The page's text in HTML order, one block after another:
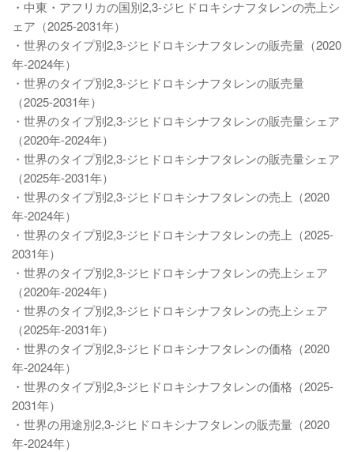
・中東・アフリカの国別2,3-ジヒドロキシナフタレンの売上シ
ェア（2025-2031年）
・世界のタイプ別2,3-ジヒドロキシナフタレンの販売量（2020
年-2024年）
・世界のタイプ別2,3-ジヒドロキシナフタレンの販売量
（2025-2031年）
・世界のタイプ別2,3-ジヒドロキシナフタレンの販売量シェア
（2020年-2024年）
・世界のタイプ別2,3-ジヒドロキシナフタレンの販売量シェア
（2025年-2031年）
・世界のタイプ別2,3-ジヒドロキシナフタレンの売上（2020
年-2024年）
・世界のタイプ別2,3-ジヒドロキシナフタレンの売上（2025-
2031年）
・世界のタイプ別2,3-ジヒドロキシナフタレンの売上シェア
（2020年-2024年）
・世界のタイプ別2,3-ジヒドロキシナフタレンの売上シェア
（2025年-2031年）
・世界のタイプ別2,3-ジヒドロキシナフタレンの価格（2020
年-2024年）
・世界のタイプ別2,3-ジヒドロキシナフタレンの価格（2025-
2031年）
・世界の用途別2,3-ジヒドロキシナフタレンの販売量（2020
年-2024年）